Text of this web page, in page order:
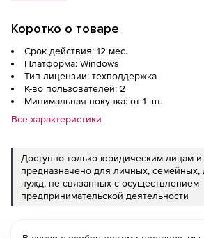
Коротко о товаре
Срок действия: 12 мес.
Платформа: Windows
Тип лицензии: техподдержка
К-во пользователей: 2
Минимальная покупка: от 1 шт.
Все характеристики
Доступно только юридическим лицам
предназначено для личных,
нужд, не связанных с осуществлением
предпринимательской деятельности